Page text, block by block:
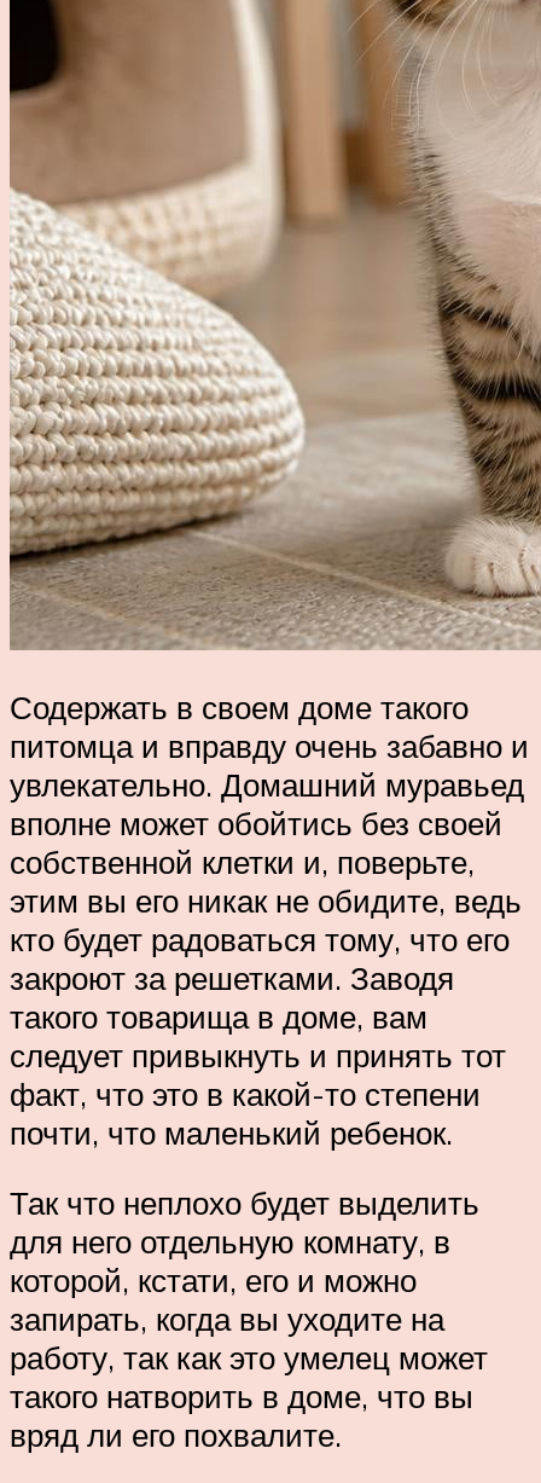
Содержать в своем доме такого
питомца и вправду очень забавно и
увлекательно. Домашний муравьед
вполне может обойтись без своей
собственной клетки и, поверьте,
этим вы его никак не обидите, ведь
кто будет радоваться тому, что его
закроют за решетками. Заводя
такого товарища в доме, вам
следует привыкнуть и принять тот
факт, что это в какой-то степени
почти, что маленький ребенок.
Так что неплохо будет выделить
для него отдельную комнату, в
которой, кстати, его и можно
запирать, когда вы уходите на
работу, так как это умелец может
такого натворить в доме, что вы
вряд ли его похвалите.